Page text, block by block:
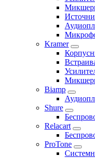
Kramer
Biamp
Shure
Relacart
ProTone